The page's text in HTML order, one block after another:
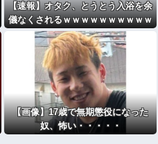
【速報】オタク、とうとう入浴を余
儀なくされるｗｗｗｗｗｗｗｗｗｗ
ｗｗｗｗｗｗｗｗｗｗｗｗｗｗｗｗ
ｗｗ
【画像】17歳で無期懲役になった
奴、怖い・・・・・